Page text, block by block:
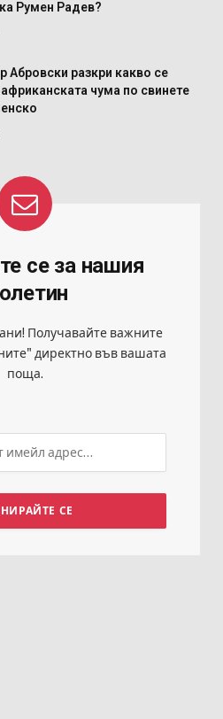
Румен Радев?
Абровски разкри какво се
чума по свинете
се за нашия
Получавайте важните
директно във вашата
поща.